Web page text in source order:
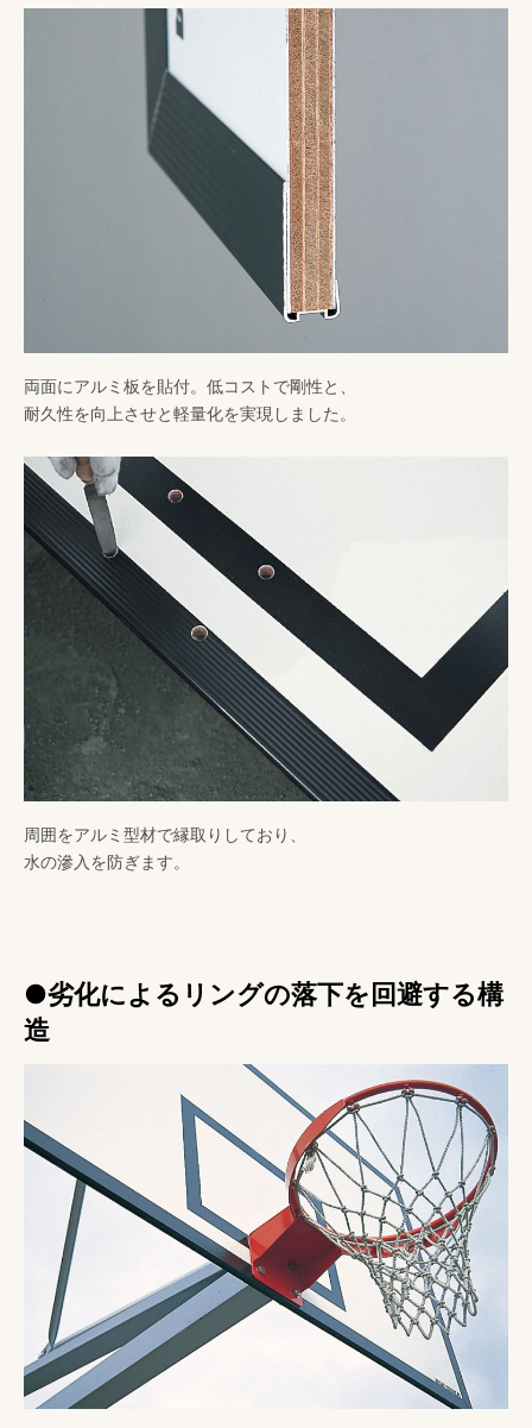
両面にアルミ板を貼付。低コストで剛性と、
耐久性を向上させと軽量化を実現しました。
周囲をアルミ型材で縁取りしており、
水の滲入を防ぎます。
●劣化によるリングの落下を回避する構
造